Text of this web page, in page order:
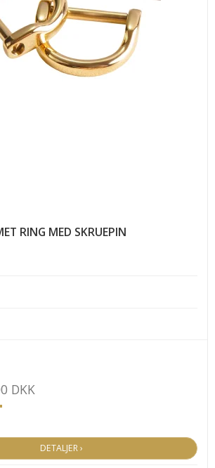
RING MED SKRUEPIN
DKK
DETALJER ›